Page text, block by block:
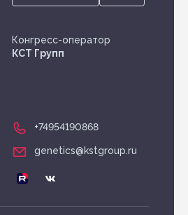
Конгресс-оператор
КСТ Групп
+74954190868
genetics@kstgroup.ru